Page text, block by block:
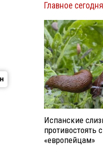
Главное сегодня
Испанские
противостоять
«европейцам»